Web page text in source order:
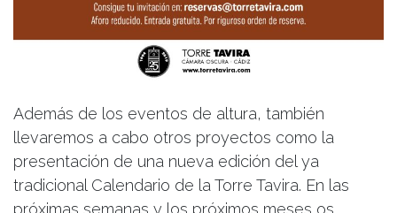
Además de los eventos de altura, también
llevaremos a cabo otros proyectos como la
presentación de una nueva edición del ya
tradicional Calendario de la Torre Tavira. En las